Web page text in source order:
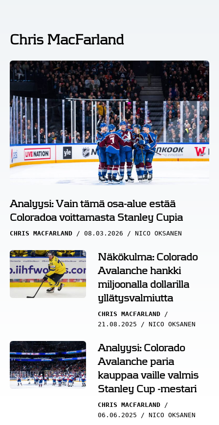
Chris MacFarland
Analyysi: Vain tämä osa-alue estää
Coloradoa voittamasta Stanley Cupia
CHRIS MACFARLAND 08.03.2026 NICO OKSANEN
Näkökulma: Colorado
Avalanche hankki
miljoonalla dollarilla
yllätysvalmiutta
CHRIS MACFARLAND
21.08.2025
NICO OKSANEN
Analyysi: Colorado
Avalanche paria
kauppaa vaille valmis
Stanley Cup -mestari
CHRIS MACFARLAND
06.06.2025
NICO OKSANEN